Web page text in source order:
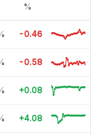
%
-0.46
-0.58
+0.08
+4.08